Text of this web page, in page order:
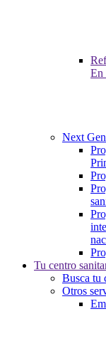
En
Next
Tu centro
Busca tu
Otros